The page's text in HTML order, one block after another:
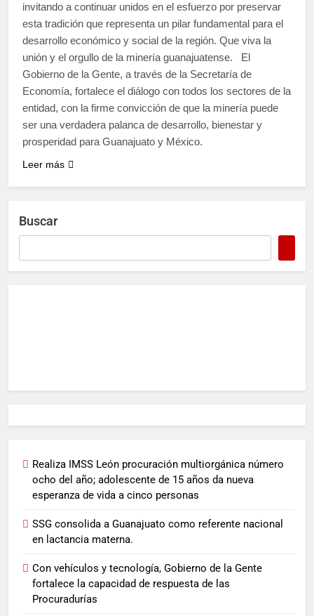
invitando a continuar unidos en el esfuerzo por preservar
esta tradición que representa un pilar fundamental para el
desarrollo económico y social de la región. Que viva la
unión y el orgullo de la minería guanajuatense. El
Gobierno de la Gente, a través de la Secretaría de
Economía, fortalece el diálogo con todos los sectores de la
entidad, con la firme convicción de que la minería puede
ser una verdadera palanca de desarrollo, bienestar y
prosperidad para Guanajuato y México.
Leer más
Buscar
Realiza IMSS León procuración multiorgánica número
ocho del año; adolescente de 15 años da nueva
esperanza de vida a cinco personas
SSG consolida a Guanajuato como referente nacional
en lactancia materna.
Con vehículos y tecnología, Gobierno de la Gente
fortalece la capacidad de respuesta de las
Procuradurías